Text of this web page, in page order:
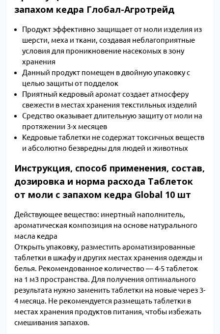
запахом кедра Глобал-Агротрейд
Продукт эффективно защищает от моли изделия из
шерсти, меха и ткани, создавая неблагоприятные
условия для проникновение насекомых в зону
хранения
Данный продукт помещен в двойную упаковку с
целью защиты от подделок
Приятный кедровый аромат создает атмосферу
свежести в местах хранения текстильных изделий
Средство оказывает длительную защиту от моли на
протяжении 3-х месяцев
Кедровые таблетки не содержат токсичных веществ
и абсолютно безвредны для людей и животных
Инструкция, способ применения, состав,
дозировка и норма расхода Таблеток
от моли с запахом кедра Global 10 шт
Действующее вещество: инертный наполнитель,
ароматическая композиция на основе натурального
масла кедра
Открыть упаковку, разместить ароматизированные
таблетки в шкафу и других местах хранения одежды и
белья. Рекомендованное количество ― 4-5 таблеток
на 1 м3 пространства. Для получения оптимального
результата нужно заменить таблетки на новые через 3-
4 месяца. Не рекомендуется размещать таблетки в
местах хранения продуктов питания, чтобы избежать
смешивания запахов.